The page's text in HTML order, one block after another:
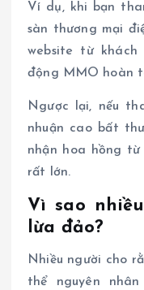
Ví dụ, khi bạn
sàn thương mại
website từ
động MMO hoàn
Ngược lại, nếu
nhuận cao bất
nhận hoa hồng
rất lớn.
Vì sao
lừa đảo?
Nhiều người cho
thể nguyên